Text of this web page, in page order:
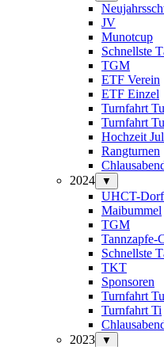
JV
Munotcup
Schnellste
TGM
ETF Verein
ETF Einzel
Turnfahrt
Turnfahrt
Hochzeit
Rangturnen
2024
▼
UHCT-
Maibummel
TGM
Tannzapfe-
Schnellste
TKT
Sponsoren
Turnfahrt Tu
Turnfahrt Ti
2023
▼